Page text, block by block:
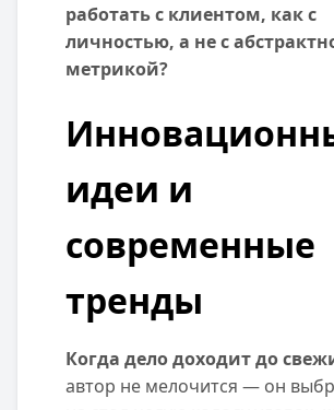
работать с клиентом, как с
личностью, а не с
метрикой?
идеи и
современные
тренды
Когда дело доходит до
автор не мелочится — он